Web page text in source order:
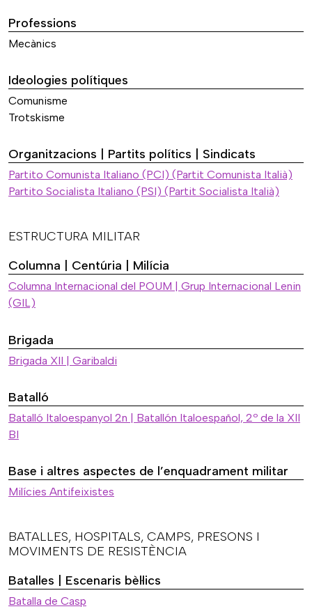
Professions
Mecànics
Ideologies polítiques
Comunisme
Trotskisme
Organitzacions | Partits polítics | Sindicats
Partito Comunista Italiano (PCI) (Partit Comunista Italià)
Partito Socialista Italiano (PSI) (Partit Socialista Italià)
ESTRUCTURA MILITAR
Columna | Centúria | Milícia
Columna Internacional del POUM | Grup Internacional Lenin
(GIL)
Brigada
Brigada XII | Garibaldi
Batalló
Batalló Italoespanyol 2n | Batallón Italoespañol, 2º de la XII
BI
Base i altres aspectes de l’enquadrament militar
Milícies Antifeixistes
BATALLES, HOSPITALS, CAMPS, PRESONS I
MOVIMENTS DE RESISTÈNCIA
Batalles | Escenaris bèl·lics
Batalla de Casp